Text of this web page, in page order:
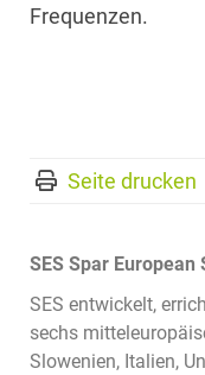
Frequenzen.
Seite drucken
SES Spar European
SES entwickelt,
sechs
Slowenien, Italien,